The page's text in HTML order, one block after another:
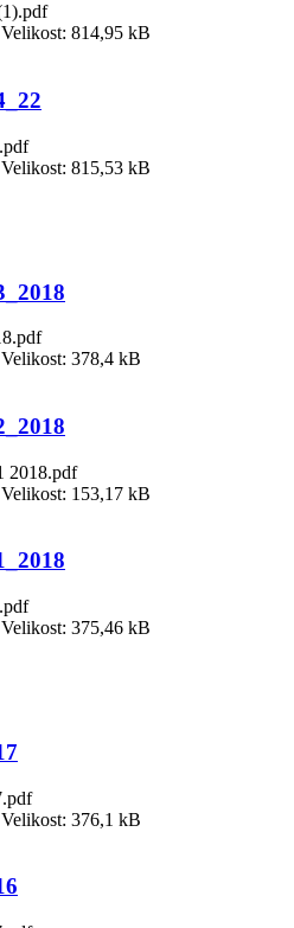
814,95 kB
815,53 kB
378,4 kB
2018.pdf
153,17 kB
375,46 kB
376,1 kB